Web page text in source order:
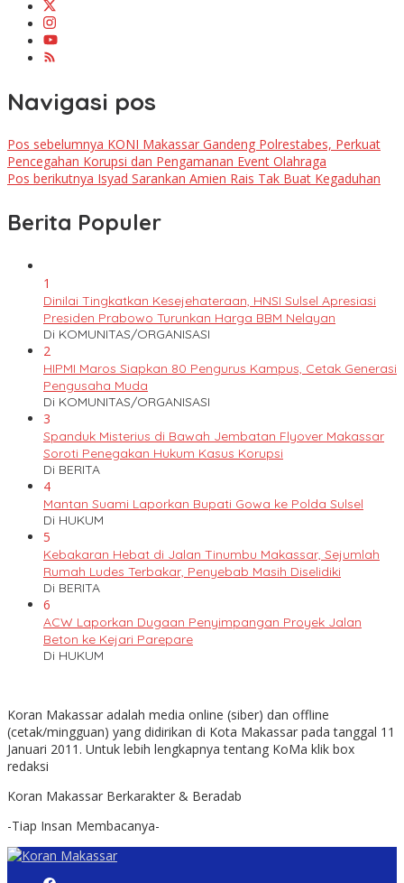
Navigasi pos
Pos sebelumnya KONI Makassar Gandeng Polrestabes, Perkuat
Pencegahan Korupsi dan Pengamanan Event Olahraga
Pos berikutnya Isyad Sarankan Amien Rais Tak Buat Kegaduhan
Berita Populer
1
Dinilai Tingkatkan Kesejehateraan, HNSI Sulsel Apresiasi
Presiden Prabowo Turunkan Harga BBM Nelayan
Di KOMUNITAS/ORGANISASI
2
HIPMI Maros Siapkan 80 Pengurus Kampus, Cetak Generasi
Pengusaha Muda
Di KOMUNITAS/ORGANISASI
3
Spanduk Misterius di Bawah Jembatan Flyover Makassar
Soroti Penegakan Hukum Kasus Korupsi
Di BERITA
4
Mantan Suami Laporkan Bupati Gowa ke Polda Sulsel
Di HUKUM
5
Kebakaran Hebat di Jalan Tinumbu Makassar, Sejumlah
Rumah Ludes Terbakar, Penyebab Masih Diselidiki
Di BERITA
6
ACW Laporkan Dugaan Penyimpangan Proyek Jalan
Beton ke Kejari Parepare
Di HUKUM
Koran Makassar adalah media online (siber) dan offline
(cetak/mingguan) yang didirikan di Kota Makassar pada tanggal 11
Januari 2011. Untuk lebih lengkapnya tentang KoMa klik box
redaksi
Koran Makassar Berkarakter & Beradab
-Tiap Insan Membacanya-